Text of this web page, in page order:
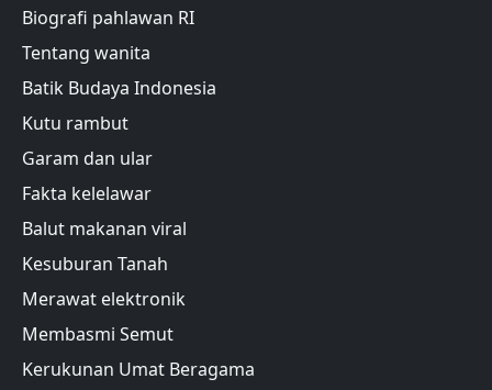
Biografi pahlawan RI
Tentang wanita
Batik Budaya Indonesia
Kutu rambut
Garam dan ular
Fakta kelelawar
Balut makanan viral
Kesuburan Tanah
Merawat elektronik
Membasmi Semut
Kerukunan Umat Beragama